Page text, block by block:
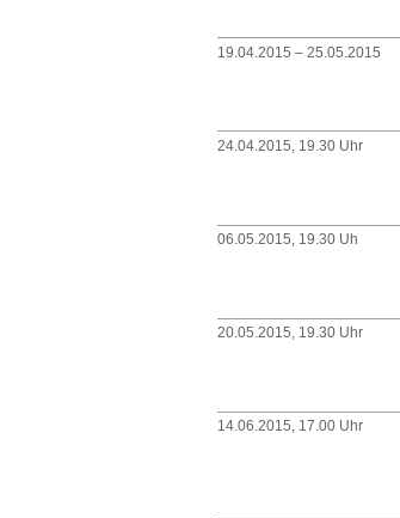
19.04.2015 – 25.05.2015
24.04.2015, 19.30 Uhr
06.05.2015, 19.30 Uh
20.05.2015, 19.30 Uhr
14.06.2015, 17.00 Uhr